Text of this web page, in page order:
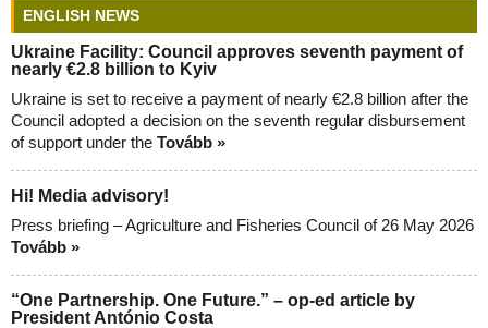
ENGLISH NEWS
Ukraine Facility: Council approves seventh payment of
nearly €2.8 billion to Kyiv
Ukraine is set to receive a payment of nearly €2.8 billion after the
Council adopted a decision on the seventh regular disbursement
of support under the Tovább »
Hi! Media advisory!
Press briefing – Agriculture and Fisheries Council of 26 May 2026
Tovább »
“One Partnership. One Future.” – op-ed article by
President António Costa